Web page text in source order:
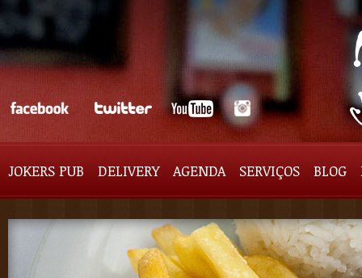
JOKERS PUB DELIVERY AGENDA SERVIÇOS BLOG